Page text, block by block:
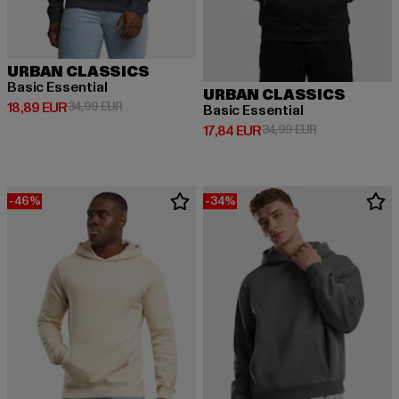
URBAN CLASSICS
Basic Essential
18,89 EUR
Prix courant: 18,89 EUR
34,99 EURPrix en promotion: 34,99 EUR
URBAN CLASSICS
Basic Essential
17,84 EUR
Prix courant: 17,84 EUR
34,99 EURPrix en
-46% -34%